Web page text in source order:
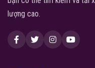
lượng cao.